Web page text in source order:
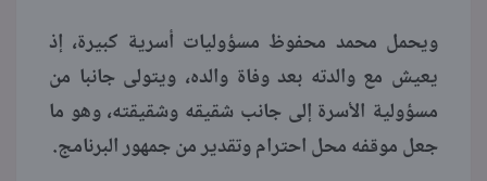
ويحمل محمد محفوظ مسؤوليات أسرية كبيرة، إذ
يعيش مع والدته بعد وفاة والده، ويتولى جانبا من
مسؤولية الأسرة إلى جانب شقيقه وشقيقته، وهو ما
جعل موقفه محل احترام وتقدير من جمهور البرنامج.